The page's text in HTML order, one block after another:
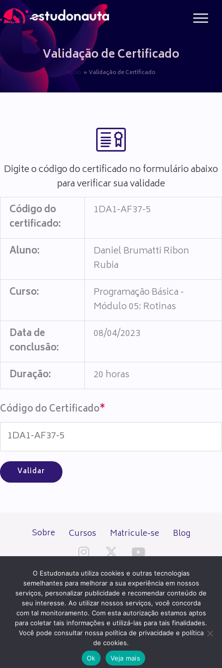
para
conteúdoValidação de Certificado
Início Validação de Certificado
Digite o código do certificado no formulário abaixo
para verificar sua validade
Código do
certificado:
1DA1-AF37-5
Aluno:
Daniel Brumatti Ribon
Rubia
Curso:
Programação Básica -
Módulo 05: Rotinas
Data de
conclusão:
08/04/2023
Duração: 20 horas
Código do Certificado*
Sobre Cursos Matricule-se Blog
Todos os direitos reservados desde 2000.
PATROCÍNIO E HOSPEDAGEM
O Estudonauta utiliza cookies e outras tecnologias
semelhantes para melhorar a sua experiência em nossos
serviços, personalizar publicidade e recomendar conteúdo de
seu interesse. Ao utilizar nossos serviços, você concorda
com tal monitoramento. Com esta autorização estamos aptos
para coletar tais informações e utilizá-las para tais finalidades.
Você pode consultar nossa política de privacidade e política
de cookies.
Ok
Veja mais